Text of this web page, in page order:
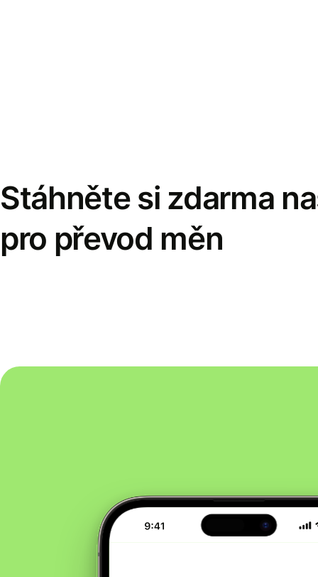
Stáhněte si zdarma
pro převod měn